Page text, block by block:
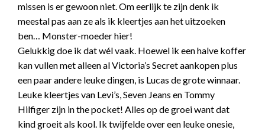
missen is er gewoon niet. Om eerlijk te zijn denk ik
meestal pas aan ze als ik kleertjes aan het uitzoeken
ben… Monster-moeder hier!
Gelukkig doe ik dat wél vaak. Hoewel ik een halve koffer
kan vullen met alleen al Victoria’s Secret aankopen plus
een paar andere leuke dingen, is Lucas de grote winnaar.
Leuke kleertjes van Levi’s, Seven Jeans en Tommy
Hilfiger zijn in the pocket! Alles op de groei want dat
kind groeit als kool. Ik twijfelde over een leuke onesie,